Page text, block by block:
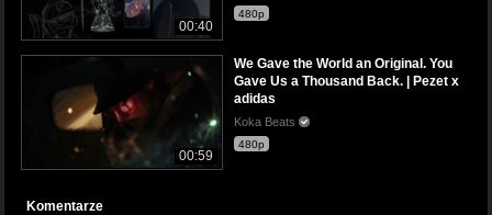
00:40
480p
00:59
We Gave the World an Original. You
Gave Us a Thousand Back. | Pezet x
adidas
Koka Beats
480p
Komentarze